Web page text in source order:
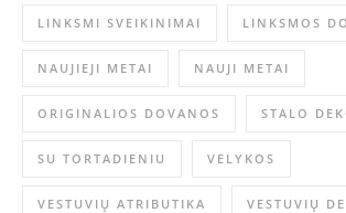
LINKSMI SVEIKINIMAI LINKSMOS
NAUJIEJI METAI NAUJI METAI
ORIGINALIOS DOVANOS STALO
SU TORTADIENIU VELYKOS
VESTUVIŲ ATRIBUTIKA VESTUVIŲ